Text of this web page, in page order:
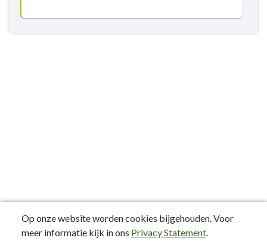
Op onze website worden cookies bijgehouden. Voor
meer informatie kijk in ons Privacy Statement.